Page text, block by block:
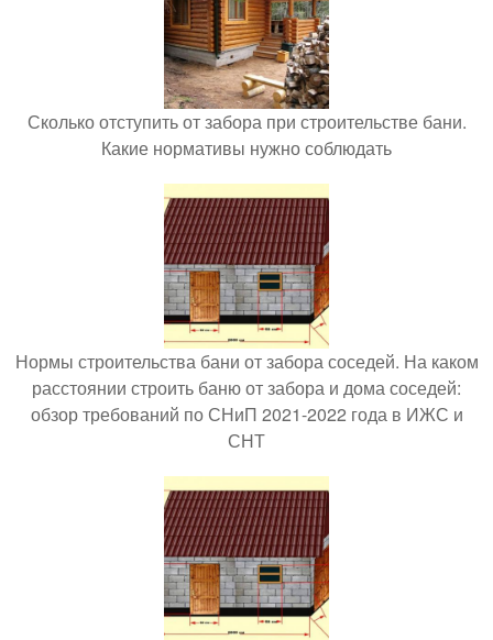
Сколько отступить от забора при строительстве бани.
Какие нормативы нужно соблюдать
Нормы строительства бани от забора соседей. На каком
расстоянии строить баню от забора и дома соседей:
обзор требований по СНиП 2021-2022 года в ИЖС и
СНТ